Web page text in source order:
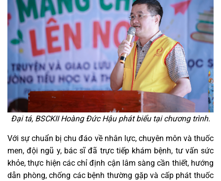
Đại tá, BSCKII Hoàng Đức Hậu phát biểu tại chương trình.
Với sự chuẩn bị chu đáo về nhân lực, chuyên môn và thuốc
men, đội ngũ y, bác sĩ đã trực tiếp khám bệnh, tư vấn sức
khỏe, thực hiện các chỉ định cận lâm sàng cần thiết, hướng
dẫn phòng, chống các bệnh thường gặp và cấp phát thuốc